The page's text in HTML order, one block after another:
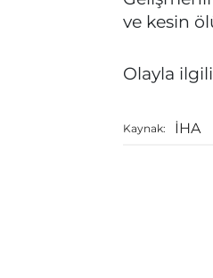
ve kesin
Olayla
Kaynak: İHA